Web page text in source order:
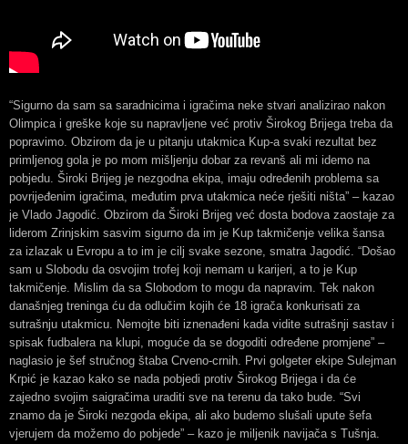
“Sigurno da sam sa saradnicima i igračima neke stvari analizirao nakon
Olimpica i greške koje su napravljene već protiv Širokog Brijega treba da
popravimo. Obzirom da je u pitanju utakmica Kup-a svaki rezultat bez
primljenog gola je po mom mišljenju dobar za revanš ali mi idemo na
pobjedu. Široki Brijeg je nezgodna ekipa, imaju određenih problema sa
povrijeđenim igračima, međutim prva utakmica neće rješiti ništa” – kazao
je Vlado Jagodić. Obzirom da Široki Brijeg već dosta bodova zaostaje za
liderom Zrinjskim sasvim sigurno da im je Kup takmičenje velika šansa
za izlazak u Evropu a to im je cilj svake sezone, smatra Jagodić. “Došao
sam u Slobodu da osvojim trofej koji nemam u karijeri, a to je Kup
takmičenje. Mislim da sa Slobodom to mogu da napravim. Tek nakon
današnjeg treninga ću da odlučim kojih će 18 igrača konkurisati za
sutrašnju utakmicu. Nemojte biti iznenađeni kada vidite sutrašnji sastav i
spisak fudbalera na klupi, moguće da se dogoditi određene promjene” –
naglasio je šef stručnog štaba Crveno-crnih. Prvi golgeter ekipe Sulejman
Krpić je kazao kako se nada pobjedi protiv Širokog Brijega i da će
zajedno svojim saigračima uraditi sve na terenu da tako bude. “Svi
znamo da je Široki nezgoda ekipa, ali ako budemo slušali upute šefa
vjerujem da možemo do pobjede” – kazo je miljenik navijača s Tušnja.